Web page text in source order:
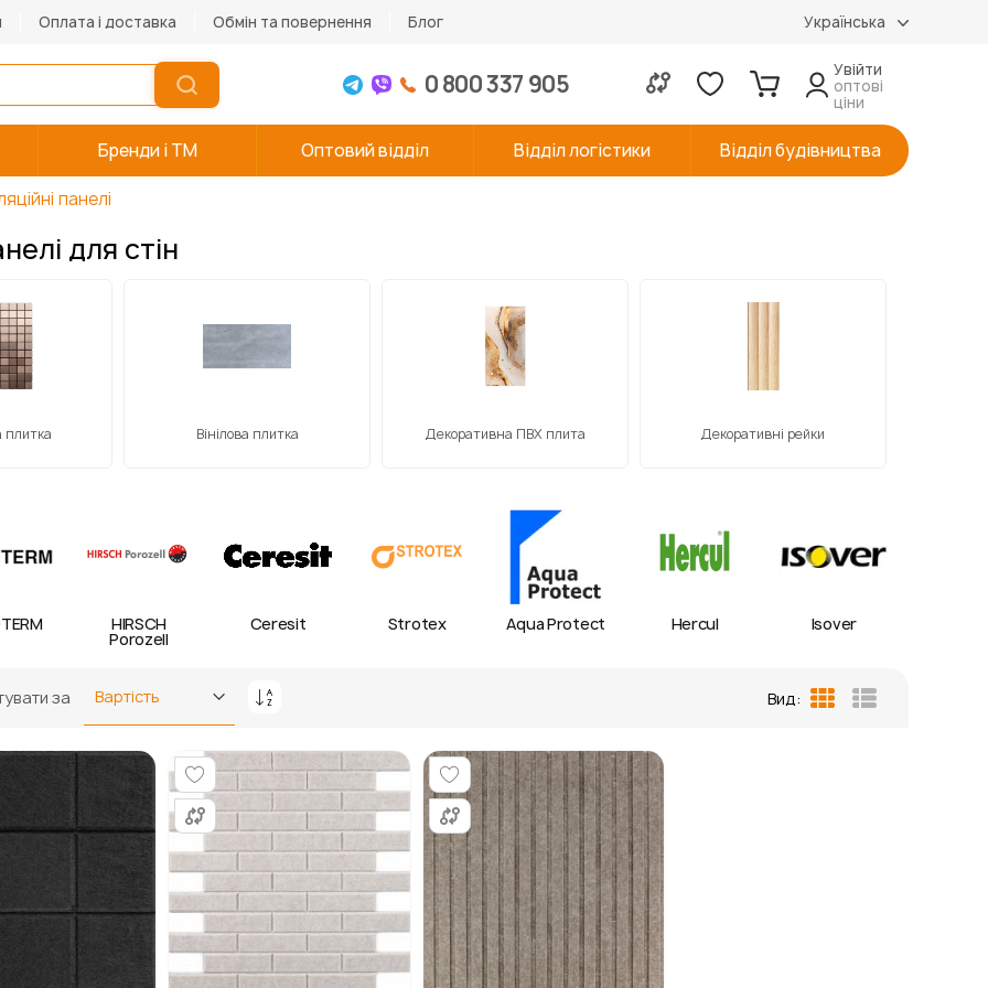
Оплата і доставка Обмін та повернення Блог Українська
0 800 337 905
Увійти
оптові
ціни
Бренди і TM Оптовий відділ Відділ логістики Відділ будівництва
панелі
для стін
плитка Вінілова плитка Декоративна ПВХ плита Декоративні рейки
HIRSCH
Porozell
Ceresit Strotex Aqua Protect Hercul Isover
за
Сортувати
порядку
збільшення
Вид: